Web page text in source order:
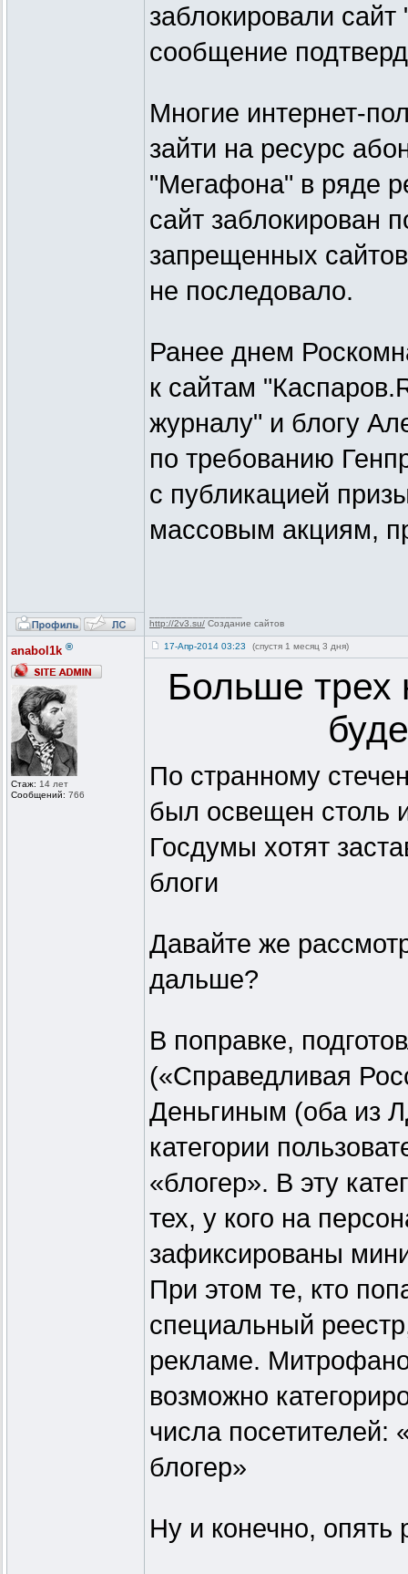
заблокировали
сообщение
Многие интернет-
зайти на ресурс
"Мегафона" в ряде
сайт заблокирован
запрещенных
не последовало.
Ранее днем
к сайтам
журналу" и блогу
по требованию
с публикацией
массовым акциям,
http://2v3.su/ Создание сайтов
anabol1k ®
Стаж: 14 лет
Сообщений: 766
17-Апр-2014 03:23 (спустя 1 месяц 3 дня)
Больше трех
По странному
был освещен столь
Госдумы хотят
блоги
Давайте же
дальше?
В поправке,
(«Справедливая
Деньгиным (оба из
категории
«блогер». В эту
тех, у кого на
зафиксированы
При этом те, кто
специальный
рекламе.
возможно
числа посетителей:
блогер»
Ну и конечно, опять